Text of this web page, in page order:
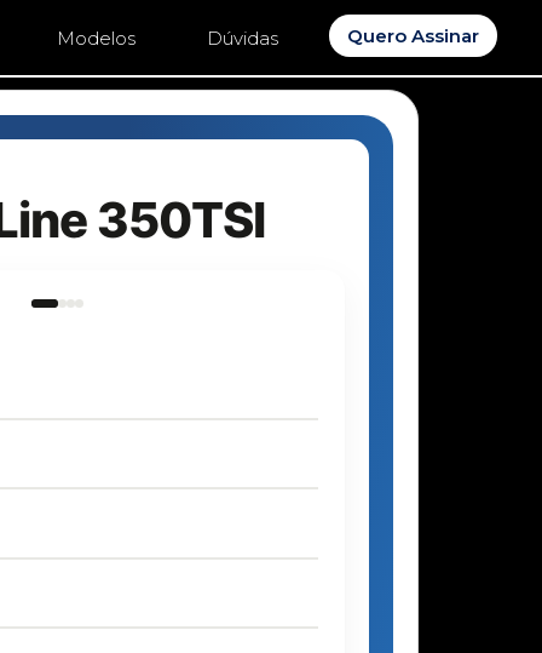
Modelos Dúvidas Quero Assinar
350TSI